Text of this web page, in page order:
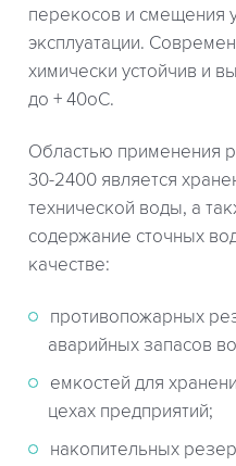
перекосов и смещения
эксплуатации.
химически устойчив и
до + 40оС.
Областью применения
30-2400 является
технической воды, а
содержание сточных
качестве:
противопожарных
аварийных запасов
емкостей для
цехах предприятий;
накопительных